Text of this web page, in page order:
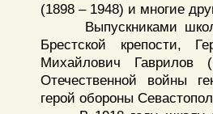
(1898 – 1948) и многие
Выпускниками школы
Брестской крепости,
Михайлович Гаврилов
Отечественной войны
герой обороны